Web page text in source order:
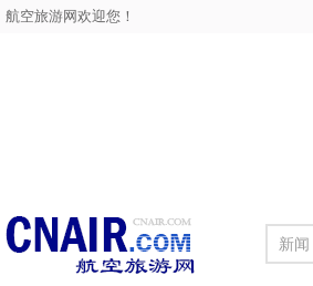
航空旅游网欢迎您！
新闻